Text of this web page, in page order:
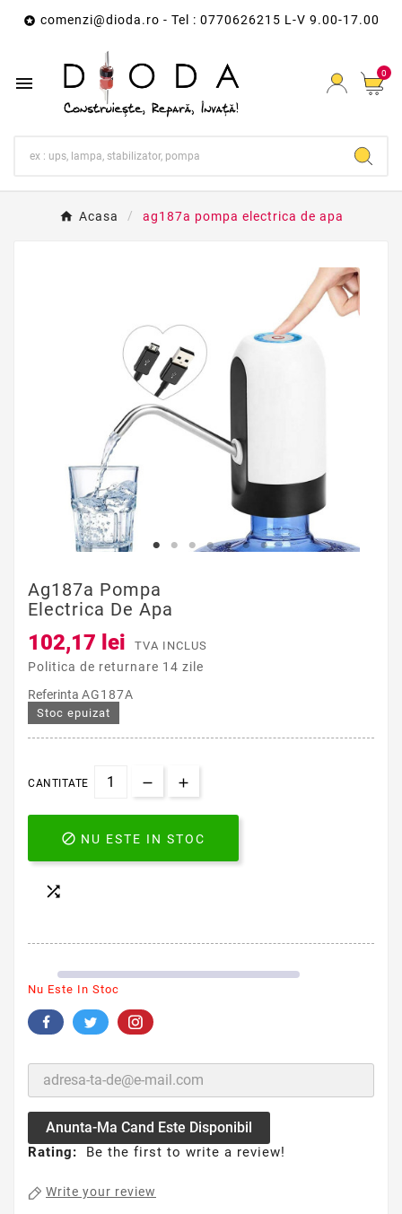
 comenzi@dioda.ro - Tel : 0770626215 L-V 9.00-17.00
 0
Acasa ag187a pompa electrica de apa
Ag187a Pompa
Electrica De Apa
102,17 lei TVA INCLUS
Politica de returnare 14 zile
Referinta AG187A
Stoc epuizat
CANTITATE
 NU ESTE IN STOC

Nu Este In Stoc
Anunta-Ma Cand Este Disponibil
Rating: Be the first to write a review!
Write your review